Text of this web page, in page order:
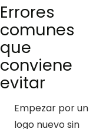
Errores
comunes
que
conviene
evitar
Empezar por un
logo nuevo sin